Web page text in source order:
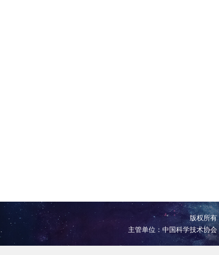
版权所
主管单位：中国科学技术协